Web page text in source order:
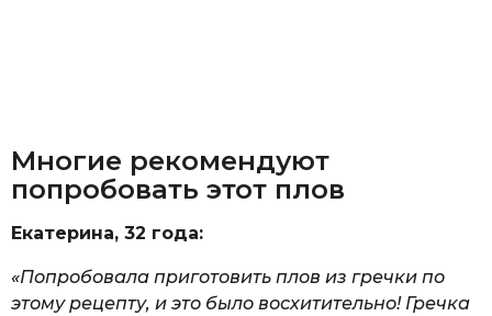
Многие рекомендуют
попробовать этот плов
Екатерина, 32 года:
«Попробовала приготовить плов из гречки по
этому рецепту, и это было восхитительно! Гречка